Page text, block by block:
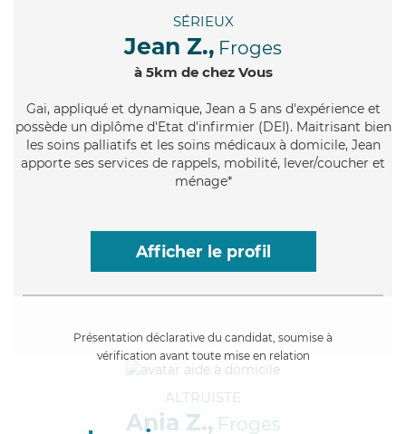
SÉRIEUX
Jean Z., Froges
à 5km de chez Vous
Gai, appliqué et dynamique, Jean a 5 ans d'expérience et
possède un diplôme d'Etat d'infirmier (DEI). Maitrisant bien
les soins palliatifs et les soins médicaux à domicile, Jean
apporte ses services de rappels, mobilité, lever/coucher et
ménage*
Afficher le profil
Présentation déclarative du candidat, soumise à
vérification avant toute mise en relation
ALTRUISTE
Ania Z., Froges